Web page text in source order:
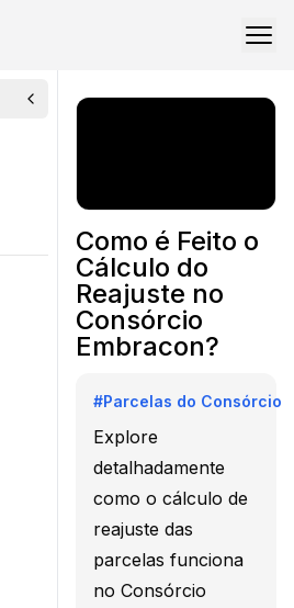
Como é Feito o
Cálculo do
Reajuste no
Consórcio
Embracon?
#Parcelas do Consórcio
Explore
detalhadamente
como o cálculo de
reajuste das
parcelas funciona
no Consórcio